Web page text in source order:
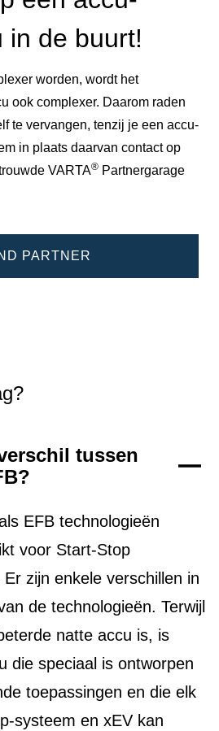
in de buurt!
worden, wordt het
ook complexer. Daarom raden
te vervangen, tenzij je een accu-
in plaats daarvan contact op
VARTA® Partnergarage
PARTNER
tussen
EFB technologieën
voor Start-Stop
zijn enkele verschillen in
de technologieën. Terwijl
natte accu is, is
die speciaal is ontworpen
toepassingen en die elk
systeem en xEV kan